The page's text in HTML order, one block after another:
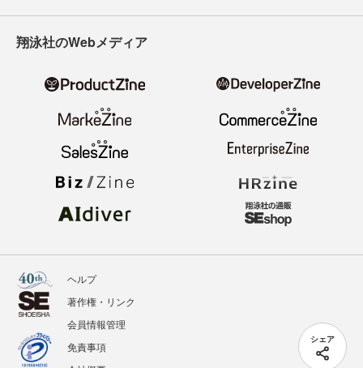
シェア
翔泳社のWebメディア
ヘルプ
著作権・リンク
会員情報管理
免責事項